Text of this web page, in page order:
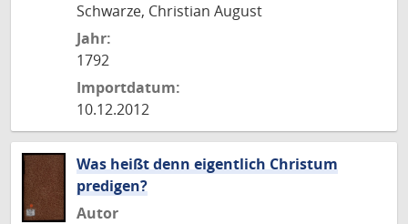
Schwarze, Christian August
Jahr:
1792
Importdatum:
10.12.2012
Was heißt denn eigentlich Christum
predigen?
Autor